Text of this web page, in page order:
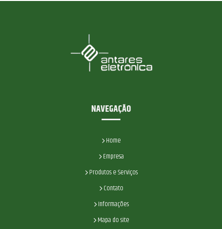
NAVEGAÇÃO
Home
Empresa
Produtos e Serviços
Contato
Informações
Mapa do site